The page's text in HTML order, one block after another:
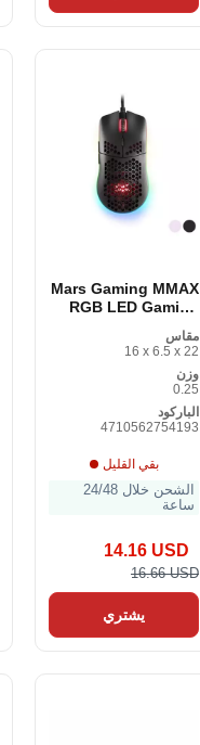
Mars Gaming MMAX
RGB LED Gaming
مقاس
16 x 6.5 x 22
وزن
0.25
الباركود
4710562754193
بقي القليل
الشحن خلال 24/48
ساعة
14.16 USD
16.66 USD
يشتري